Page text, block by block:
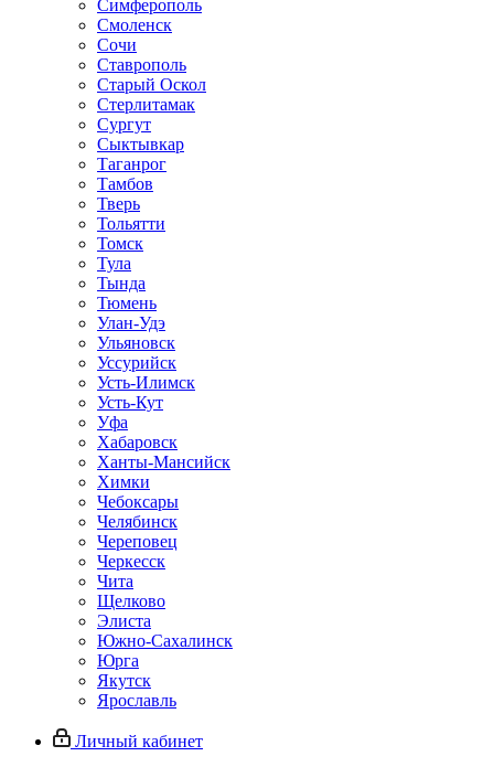
Симферополь
Смоленск
Сочи
Ставрополь
Старый Оскол
Стерлитамак
Сургут
Сыктывкар
Таганрог
Тамбов
Тверь
Тольятти
Томск
Тула
Тында
Тюмень
Улан-Удэ
Ульяновск
Уссурийск
Усть-Илимск
Усть-Кут
Уфа
Хабаровск
Ханты-Мансийск
Химки
Чебоксары
Челябинск
Череповец
Черкесск
Чита
Щелково
Элиста
Южно-Сахалинск
Юрга
Якутск
Ярославль
Личный кабинет